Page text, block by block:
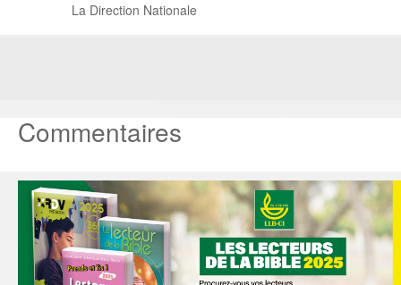
La Direction Nationale
Commentaires